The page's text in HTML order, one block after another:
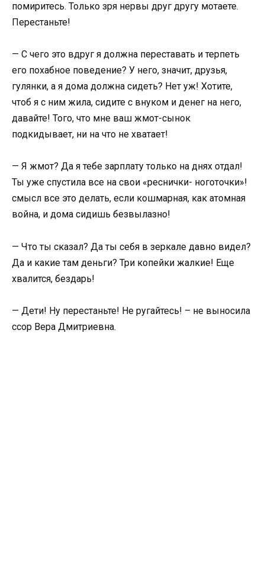
помиритесь. Только зря нервы друг другу мотаете.
Перестаньте!
— С чего это вдруг я должна переставать и терпеть
его похабное поведение? У него, значит, друзья,
гулянки, а я дома должна сидеть? Нет уж! Хотите,
чтоб я с ним жила, сидите с внуком и денег на него,
давайте! Того, что мне ваш жмот-сынок
подкидывает, ни на что не хватает!
— Я жмот? Да я тебе зарплату только на днях отдал!
Ты уже спустила все на свои «реснички- ноготочки»!
смысл все это делать, если кошмарная, как атомная
война, и дома сидишь безвылазно!
— Что ты сказал? Да ты себя в зеркале давно видел?
Да и какие там деньги? Три копейки жалкие! Еще
хвалится, бездарь!
— Дети! Ну перестаньте! Не ругайтесь! – не выносила
ссор Вера Дмитриевна.